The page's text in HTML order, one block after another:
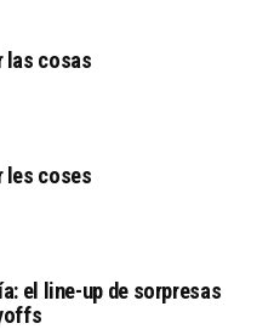
las cosas
les coses
el line-up de sorpresas